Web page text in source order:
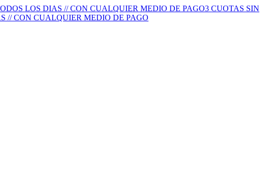
LOS DIAS // CON CUALQUIER MEDIO DE PAGO3 CUOTAS SIN
// CON CUALQUIER MEDIO DE PAGO